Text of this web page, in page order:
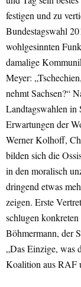
festigen und zu
Bundestagswahl
wohlgesinnten
damalige
Meyer:
nehmt Sachsen?“
Landtagswahlen in
Erwartungen der
Werner Kolhoff,
bilden sich die
in den moralisch
dringend etwas
zeigen. Erste
schlugen
Böhmermann, der
„Das Einzige, was
Koalition aus RAF